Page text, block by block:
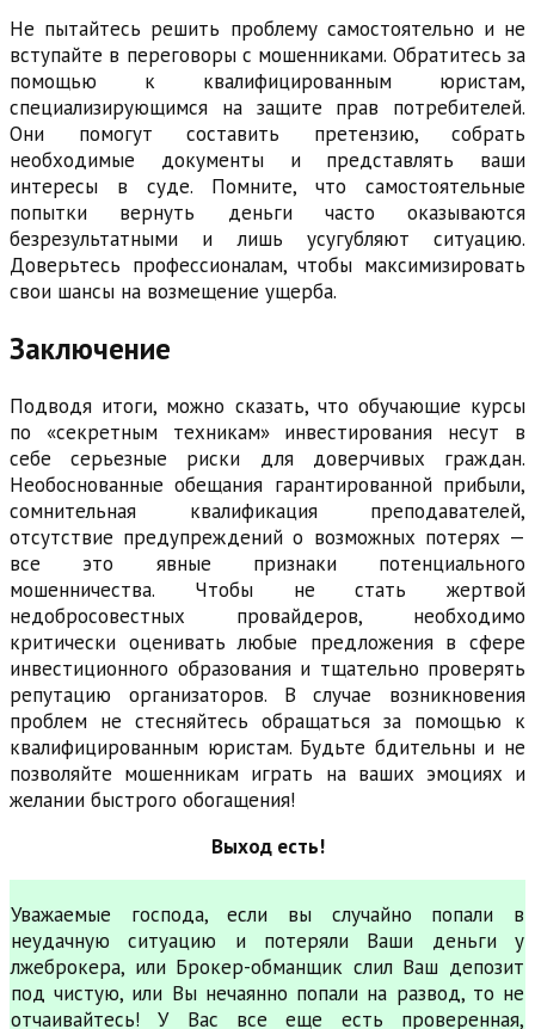
Не пытайтесь решить проблему самостоятельно и не
вступайте в переговоры с мошенниками. Обратитесь за
помощью к квалифицированным юристам,
специализирующимся на защите прав потребителей.
Они помогут составить претензию, собрать
необходимые документы и представлять ваши
интересы в суде. Помните, что самостоятельные
попытки вернуть деньги часто оказываются
безрезультатными и лишь усугубляют ситуацию.
Доверьтесь профессионалам, чтобы максимизировать
свои шансы на возмещение ущерба.
Заключение
Подводя итоги, можно сказать, что обучающие курсы
по «секретным техникам» инвестирования несут в
себе серьезные риски для доверчивых граждан.
Необоснованные обещания гарантированной прибыли,
сомнительная квалификация преподавателей,
отсутствие предупреждений о возможных потерях —
все это явные признаки потенциального
мошенничества. Чтобы не стать жертвой
недобросовестных провайдеров, необходимо
критически оценивать любые предложения в сфере
инвестиционного образования и тщательно проверять
репутацию организаторов. В случае возникновения
проблем не стесняйтесь обращаться за помощью к
квалифицированным юристам. Будьте бдительны и не
позволяйте мошенникам играть на ваших эмоциях и
желании быстрого обогащения!
Выход есть!
Уважаемые господа, если вы случайно попали в
неудачную ситуацию и потеряли Ваши деньги у
лжеброкера, или Брокер-обманщик слил Ваш депозит
под чистую, или Вы нечаянно попали на развод, то не
отчаивайтесь! У Вас все еще есть проверенная,